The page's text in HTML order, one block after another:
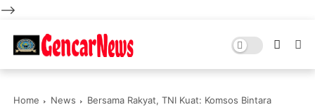
-->
Home News
Bersama Rakyat, TNI Kuat: Komsos Bintara